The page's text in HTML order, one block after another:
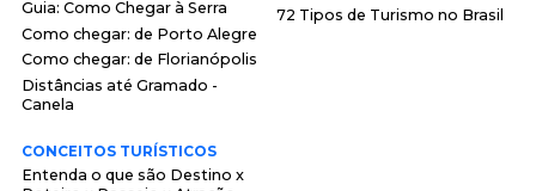
Guia: Como Chegar à Serra
Como chegar: de Porto Alegre
Como chegar: de Florianópolis
Distâncias até Gramado -
Canela
CONCEITOS TURÍSTICOS
Entenda o que são Destino x
72 Tipos de Turismo no Brasil